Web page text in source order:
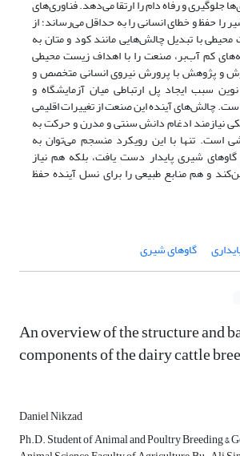
جلوگیری و رفاه دام را ارتقا می‌دهد. فناوری‌های
حفظ و خطای انسانی را به حداقل می‌رساند؛ از
با تبدیل چالش‌هایی مانند کود و متان به
کم آب‌بر، صنعت را با اهداف زیست محیطی
و پژوهش با پرورش نیروی انسانی متخصص و
سبب ایجاد پل ارتباطی میان آزمایشگاه و
چالش‌های آینده این صنعت از تغییرات اقلیمی
نیازمند ادغام دانش سنتی و مدرن و حرکت به
است. تنها با این رویکرد منسجم می‌توان به
شیری پایدار دست یافت، بلکه هم نیاز
و هم منابع طبیعی را برای نسل آینده حفظ
گاوهای شیری
An overview of the structure and
components of the dairy cattle
Daniel Nikzad
Ph.D. Student of Animal and Poultry Breeding &